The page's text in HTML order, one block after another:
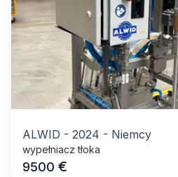
ALWID - 2024 - Niemcy
wypełniacz tłoka
9500 €